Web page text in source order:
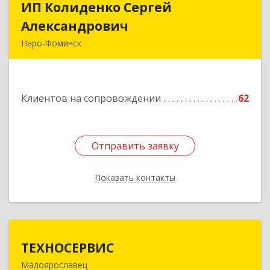
ИП Колиденко Сергей
Александрович
Наро-Фоминск
Клиентов на сопровождении 62
Отправить заявку
Показать контакты
ИП Колиденко Сергей
Отправить заявку
Назад
ТЕХНОСЕРВИС
Малоярославец
249094, Калужская обл, Малоярославецкий р-н,